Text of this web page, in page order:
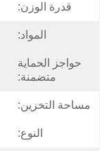
قدرة الوزن:
المواد:
حواجز الحماية
متضمنة:
مساحة التخزين:
النوع: